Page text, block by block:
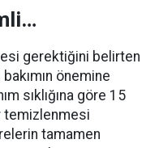
gerektiğini belirten
önemine
sıklığına göre 15
temizlenmesi
tamamen